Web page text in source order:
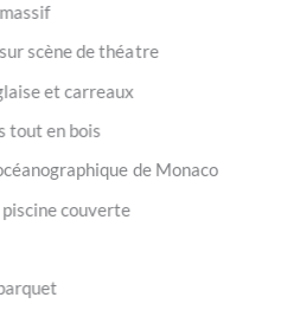
83570 / © JLC Parquets)
(Brignoles 83170 / © JLC
application d’une couche de
(mat et haute résistance).
Parquets)
et carreaux. (Vidauban
Parquets)
bois (padouk) avec escalier
à la structure. (Flayosc
pour parquet situé
à forte densité. (Musée
/ © JLC Parquets)
d’une piscine couverte.
/ © JLC Parquets)
une villa en construction.
JLC Parquets)
marches en parquet. (Le Luc
Parquets)